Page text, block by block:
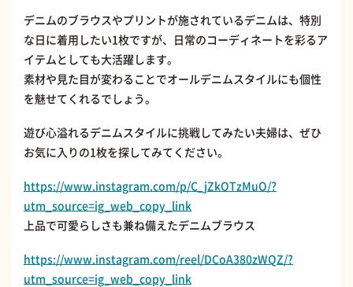
デニムのブラウスやプリントが施されているデニムは、特別
な日に着用したい1枚ですが、日常のコーディネートを彩るア
イテムとしても大活躍します。
素材や見た目が変わることでオールデニムスタイルにも個性
を魅せてくれるでしょう。
遊び心溢れるデニムスタイルに挑戦してみたい夫婦は、ぜひ
お気に入りの1枚を探してみてください。
https://www.instagram.com/p/C_jZkOTzMuO/?
utm_source=ig_web_copy_link
上品で可愛らしさも兼ね備えたデニムブラウス
https://www.instagram.com/reel/DCoA380zWQZ/?
utm_source=ig_web_copy_link